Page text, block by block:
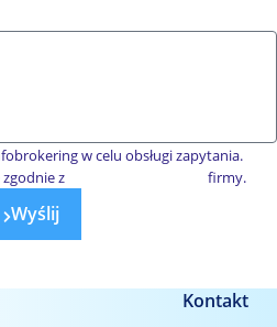
w celu obsługi zapytania.
z
firmy.
Wyślij
Kontakt